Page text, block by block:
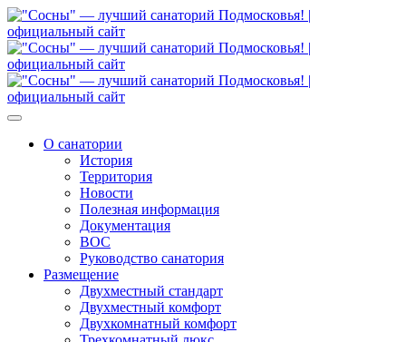
О санатории
История
Территория
Новости
Полезная информация
Документация
ВОС
Руководство санатория
Размещение
Двухместный стандарт
Двухместный комфорт
Двухкомнатный комфорт